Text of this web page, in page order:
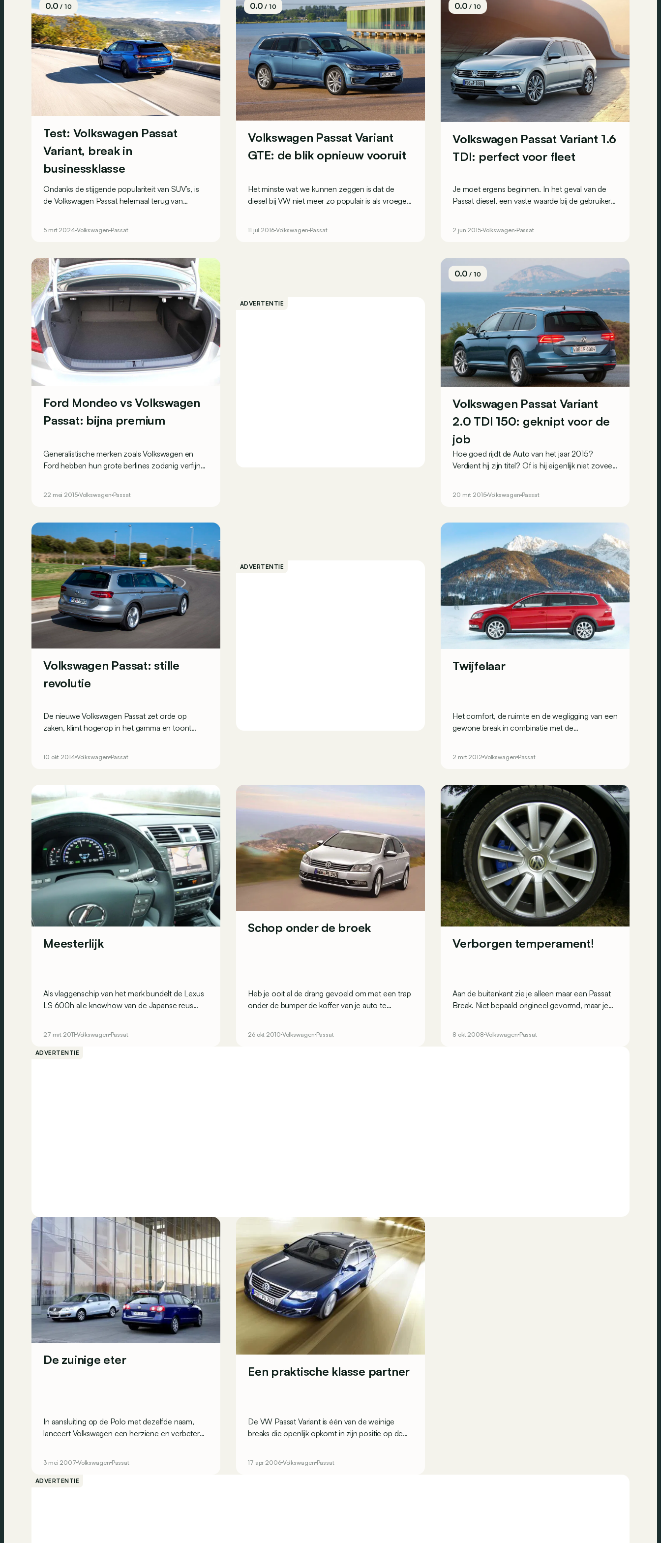
0.0/ 10
Test: Volkswagen Passat
Variant, break in
businessklasse
Ondanks de stijgende populariteit van SUV’s, is
de Volkswagen Passat helemaal terug van
5 mrt 2024 Volkswagen Passat
0.0/ 10
Volkswagen Passat Variant
GTE: de blik opnieuw vooruit
Het minste wat we kunnen zeggen is dat de
diesel bij VW niet meer zo populair is als vroeger.
toekomst is elektrisch en op zijn minst plug-
11 jul 2016 Volkswagen Passat
0.0/ 10
Volkswagen Passat Variant 1.6
TDI: perfect voor fleet
Je moet ergens beginnen. In het geval van de
Passat diesel, een vaste waarde bij de gebruikers
keuze?
2 jun 2015 Volkswagen Passat
Ford Mondeo vs Volkswagen
Passat: bijna premium
Generalistische merken zoals Volkswagen en
Ford hebben hun grote berlines zodanig verfijnd,
slaat het beste figuur tegenover het Duitse trio
22 mei 2015 Volkswagen Passat
ADVERTENTIE
0.0/ 10
Volkswagen Passat Variant
2.0 TDI 150: geknipt voor de
job
Hoe goed rijdt de Auto van het jaar 2015?
Verdient hij zijn titel? Of is hij eigenlijk niet zoveel
20 mrt 2015 Volkswagen Passat
Volkswagen Passat: stille
revolutie
De nieuwe Volkswagen Passat zet orde op
zaken, klimt hogerop in het gamma en toont
van het topgamma. Maar is het meer dan een
10 okt 2014 Volkswagen Passat
ADVERTENTIE
Twijfelaar
Het comfort, de ruimte en de wegligging van een
gewone break in combinatie met de
zoek naar zo’n auto. Misschien is de nieuwe
2 mrt 2012 Volkswagen Passat
Meesterlijk
Als vlaggenschip van het merk bundelt de Lexus
LS 600h alle knowhow van de Japanse reus
Henegouwen te reizen, een regio die het
ontdekken waard is.
27 mrt 2011 Volkswagen Passat
Schop onder de broek
Heb je ooit al de drang gevoeld om met een trap
onder de bumper de koffer van je auto te
26 okt 2010 Volkswagen Passat
Verborgen temperament!
Aan de buitenkant zie je alleen maar een Passat
Break. Niet bepaald origineel gevormd, maar je
erg sportief hart dat met alle plezier zijn 300
8 okt 2008 Volkswagen Passat
ADVERTENTIE
De zuinige eter
In aansluiting op de Polo met dezelfde naam,
lanceert Volkswagen een herziene en verbeterde
3 mei 2007 Volkswagen Passat
Een praktische klasse partner
De VW Passat Variant is één van de weinige
breaks die openlijk opkomt in zijn positie op de
rol die een wagen moet hebben niet benadeeld :
17 apr 2006 Volkswagen Passat
ADVERTENTIE